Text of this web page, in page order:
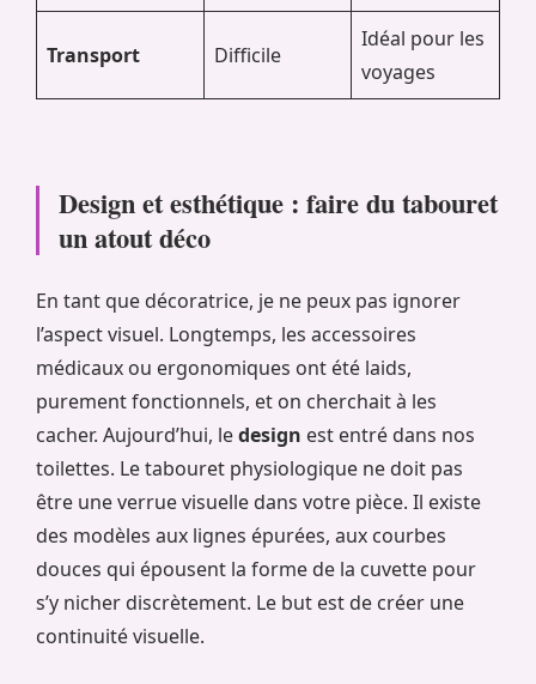
Transport Difficile
Idéal pour les
voyages
Design et esthétique : faire du tabouret
un atout déco
En tant que décoratrice, je ne peux pas ignorer
l’aspect visuel. Longtemps, les accessoires
médicaux ou ergonomiques ont été laids,
purement fonctionnels, et on cherchait à les
cacher. Aujourd’hui, ledesign est entré dans nos
toilettes. Le tabouret physiologique ne doit pas
être une verrue visuelle dans votre pièce. Il existe
des modèles aux lignes épurées, aux courbes
douces qui épousent la forme de la cuvette pour
s’y nicher discrètement. Le but est de créer une
continuité visuelle.